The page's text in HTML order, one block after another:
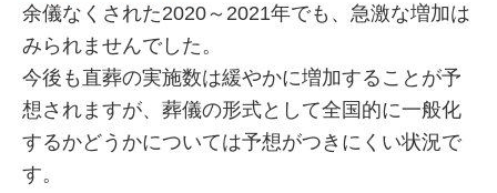
余儀なくされた2020～2021年でも、急激な増加は
みられませんでした。
今後も直葬の実施数は緩やかに増加することが予
想されますが、葬儀の形式として全国的に一般化
するかどうかについては予想がつきにくい状況で
す。